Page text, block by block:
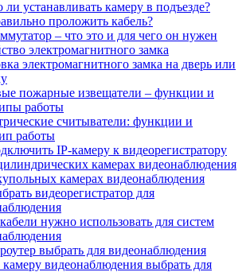
устанавливать камеру в подъезде?
проложить кабель?
– что это и для чего он нужен
электромагнитного замка
электромагнитного замка на дверь или
пожарные извещатели – функции и
работы
считыватели: функции и
работы
IP-камеру к видеорегистратору
камерах видеонаблюдения
камерах видеонаблюдения
видеорегистратор для
нужно использовать для систем
выбрать для видеонаблюдения
видеонаблюдения выбрать для